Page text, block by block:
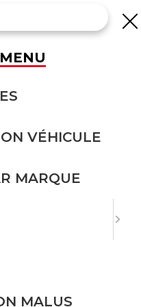
À LE
:
Le Taillan-Médoc,
de Bordeaux,
pour les véhicules
MENU
VÉHICULE
MARQUE
MALUS